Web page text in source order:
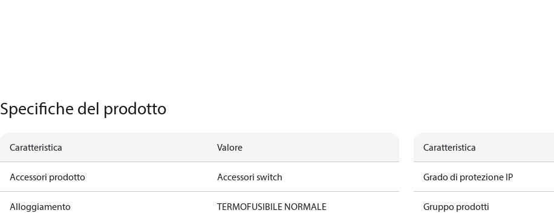
Specifiche del prodotto
Caratteristica Valore
Accessori prodotto Accessori switch
Alloggiamento TERMOFUSIBILE NORMALE
Caratteristica
Grado di protezione IP
Gruppo prodotti